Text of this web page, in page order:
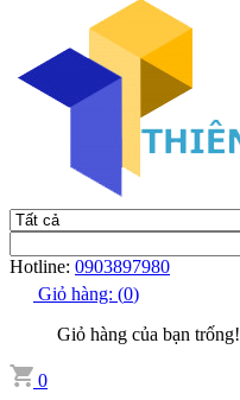
Hotline: 0903897980
Giỏ hàng: (0)
Giỏ hàng của bạn trống!
0